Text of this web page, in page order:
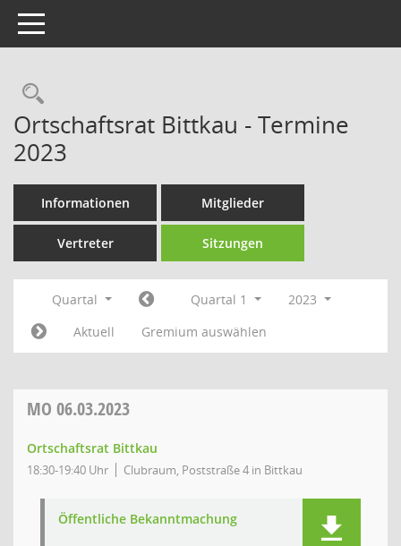
Toggle navigation
Rechercheauswahl
Ortschaftsrat Bittkau - Termine
2023
Informationen Mitglieder
Vertreter Sitzungen
Quartal Quartal 1
2023
Aktuell
Gremium auswählen
MO 06.03.2023
Ortschaftsrat Bittkau
18:30-19:40 Uhr Clubraum, Poststraße 4 in Bittkau
Öffentliche Bekanntmachung